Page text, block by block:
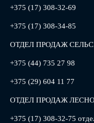
+375 (17) 308-32-69
+375 (17) 308-34-85
ОТДЕЛ ПРОДАЖ
+375 (44) 735 27 98
+375 (29) 604 11 77
ОТДЕЛ ПРОДАЖ
+375 (17) 308-32-75